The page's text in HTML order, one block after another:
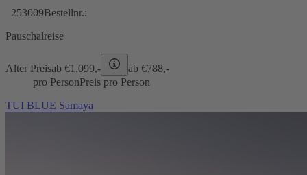
253009Bestellnr.:
Pauschalreise
Alter Preisab €1.099,- ab €788,-
pro PersonPreis pro Person
TUI BLUE Samaya